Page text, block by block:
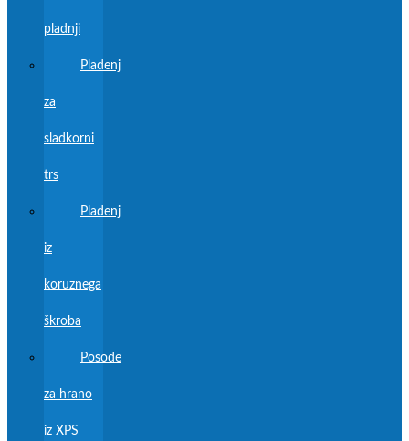
pladnji
Pladenj
za
sladkorni
trs
Pladenj
iz
koruznega
škroba
Posode
za hrano
iz XPS